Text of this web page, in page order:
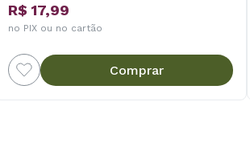
R$ 17,99
no PIX ou no cartão
Comprar